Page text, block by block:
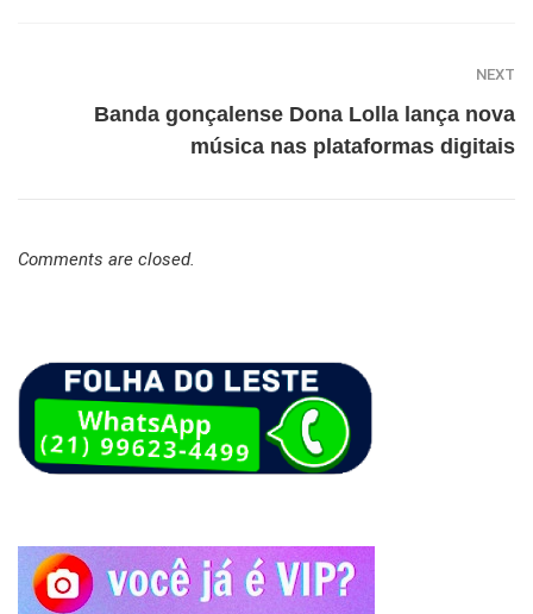
NEXT
Banda gonçalense Dona Lolla lança nova
música nas plataformas digitais
Comments are closed.